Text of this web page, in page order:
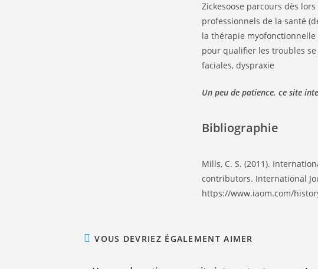
Zickesoose parcours dès
professionnels de la santé
la thérapie
pour qualifier les troubles
faciales, dyspraxie
Un peu de patience, ce site
Bibliographie
Mills, C. S. (2011).
contributors. International
https://www.iaom.com/
VOUS DEVRIEZ ÉGALEMENT AIMER